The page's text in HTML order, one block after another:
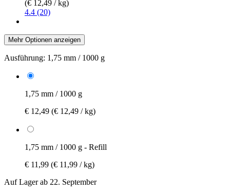
(€ 12,49 / kg)
4.4 (20)
Mehr Optionen anzeigen
Ausführung: 1,75 mm / 1000 g
1,75 mm / 1000 g
€ 12,49 (€ 12,49 / kg)
1,75 mm / 1000 g - Refill
€ 11,99 (€ 11,99 / kg)
Auf Lager ab 22. September